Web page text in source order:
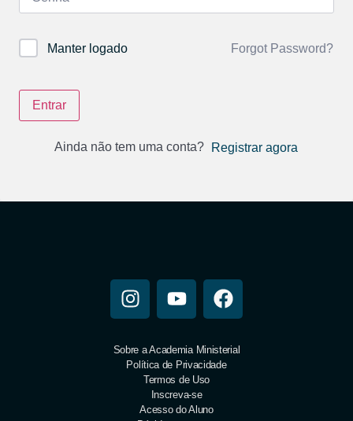
Manter logado Forgot Password?
Entrar
Ainda não tem uma conta? Registrar agora
Sobre a Academia Ministerial
Política de Privacidade
Termos de Uso
Inscreva-se
Acesso do Aluno